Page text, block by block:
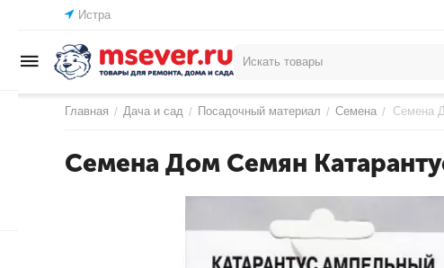
Истра
Главная / Дача и сад / Посадочный материал / Семена / Семена
Семена Дом Семян